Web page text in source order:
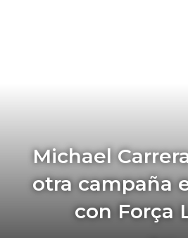
Michael
otra campaña
con Força